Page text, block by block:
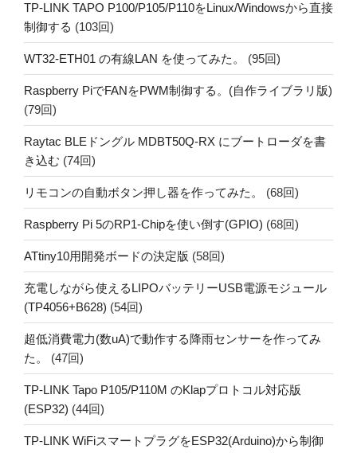
TP-LINK TAPO P100/P105/P110をLinux/Windowsから直接
制御する (103回)
WT32-ETH01 の有線LAN を使ってみた。 (95回)
Raspberry PiでFANをPWM制御する。(自作ライブラリ版)
(79回)
Raytac BLEドングル MDBT50Q-RX にブートローダを書
き込む (74回)
リモコンの自動ボタン押し器を作ってみた。 (68回)
Raspberry Pi 5のRP1-Chipを使い倒す(GPIO) (68回)
ATtiny10用開発ボードの決定版 (58回)
充電しながら使えるLIPOバッテリーUSB電源モジュール
(TP4056+B628) (54回)
超低消費電力(数uA)で動作する降雨センサーを作ってみ
た。
(47回)
TP-LINK Tapo P105/P110M のKlapプロトコル対応版
(ESP32) (44回)
TP-LINK WiFiスマートプラグをESP32(Arduino)から制御